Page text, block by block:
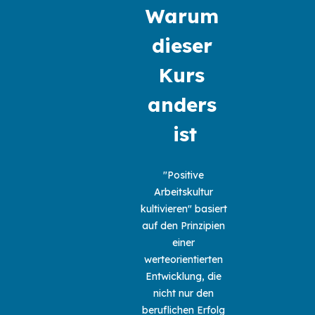
Warum
dieser
Kurs
anders
ist
"Positive
Arbeitskultur
kultivieren" basiert
auf den Prinzipien
einer
werteorientierten
Entwicklung, die
nicht nur den
beruflichen Erfolg